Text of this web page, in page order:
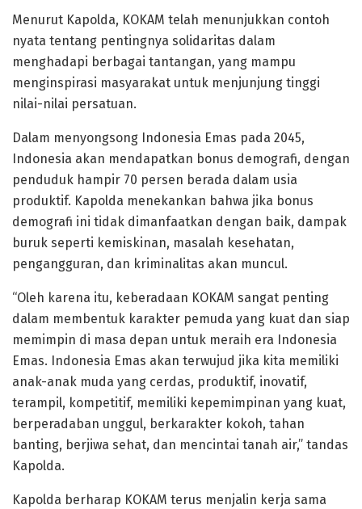
Menurut Kapolda, KOKAM telah menunjukkan contoh
nyata tentang pentingnya solidaritas dalam
menghadapi berbagai tantangan, yang mampu
menginspirasi masyarakat untuk menjunjung tinggi
nilai-nilai persatuan.
Dalam menyongsong Indonesia Emas pada 2045,
Indonesia akan mendapatkan bonus demografi, dengan
penduduk hampir 70 persen berada dalam usia
produktif. Kapolda menekankan bahwa jika bonus
demografi ini tidak dimanfaatkan dengan baik, dampak
buruk seperti kemiskinan, masalah kesehatan,
pengangguran, dan kriminalitas akan muncul.
“Oleh karena itu, keberadaan KOKAM sangat penting
dalam membentuk karakter pemuda yang kuat dan siap
memimpin di masa depan untuk meraih era Indonesia
Emas. Indonesia Emas akan terwujud jika kita memiliki
anak-anak muda yang cerdas, produktif, inovatif,
terampil, kompetitif, memiliki kepemimpinan yang kuat,
berperadaban unggul, berkarakter kokoh, tahan
banting, berjiwa sehat, dan mencintai tanah air,” tandas
Kapolda.
Kapolda berharap KOKAM terus menjalin kerja sama